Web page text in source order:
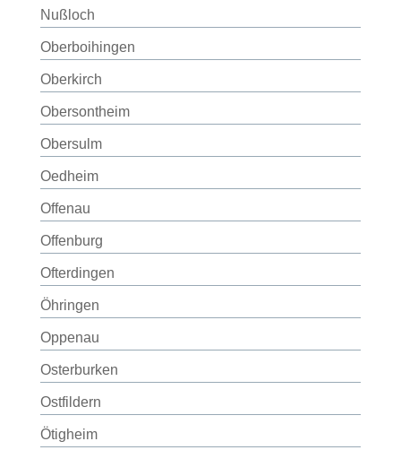
Nußloch
Oberboihingen
Oberkirch
Obersontheim
Obersulm
Oedheim
Offenau
Offenburg
Ofterdingen
Öhringen
Oppenau
Osterburken
Ostfildern
Ötigheim